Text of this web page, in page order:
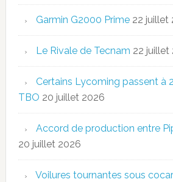
Garmin G2000 Prime 22 juillet
Le Rivale de Tecnam 22 juillet
Certains Lycoming passent à
TBO 20 juillet 2026
Accord de production entre
20 juillet 2026
Voilures tournantes sous